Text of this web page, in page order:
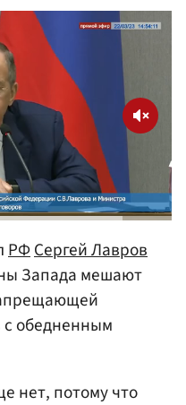
РФСергей Лавров
Запада мешают
обедненным
нет, потому что